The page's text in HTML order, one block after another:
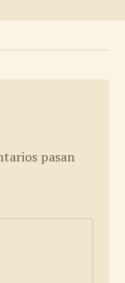
pasan